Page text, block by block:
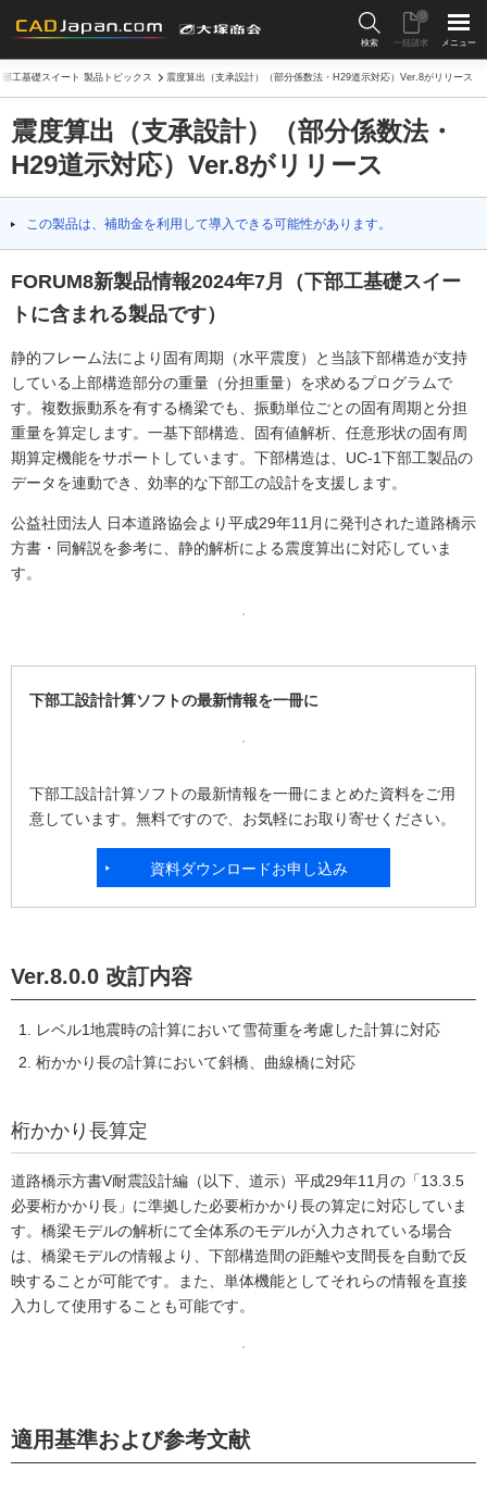
検索 一括請求
0
メニュー
部工基礎スイート 製品トピックス 震度算出（支承設計）（部分係数法・H29道示対応）Ver.8がリリース
震度算出（支承設計）（部分係数法・
H29道示対応）Ver.8がリリース
この製品は、補助金を利用して導入できる可能性があります。
FORUM8新製品情報2024年7月（下部工基礎スイー
トに含まれる製品です）
静的フレーム法により固有周期（水平震度）と当該下部構造が支持
している上部構造部分の重量（分担重量）を求めるプログラムで
す。複数振動系を有する橋梁でも、振動単位ごとの固有周期と分担
重量を算定します。一基下部構造、固有値解析、任意形状の固有周
期算定機能をサポートしています。下部構造は、UC-1下部工製品の
データを連動でき、効率的な下部工の設計を支援します。
公益社団法人 日本道路協会より平成29年11月に発刊された道路橋示
方書・同解説を参考に、静的解析による震度算出に対応していま
す。
下部工設計計算ソフトの最新情報を一冊に
下部工設計計算ソフトの最新情報を一冊にまとめた資料をご用
意しています。無料ですので、お気軽にお取り寄せください。
資料ダウンロードお申し込み
Ver.8.0.0 改訂内容
レベル1地震時の計算において雪荷重を考慮した計算に対応
桁かかり長の計算において斜橋、曲線橋に対応
桁かかり長算定
道路橋示方書V耐震設計編（以下、道示）平成29年11月の「13.3.5
必要桁かかり長」に準拠した必要桁かかり長の算定に対応していま
す。橋梁モデルの解析にて全体系のモデルが入力されている場合
は、橋梁モデルの情報より、下部構造間の距離や支間長を自動で反
映することが可能です。また、単体機能としてそれらの情報を直接
入力して使用することも可能です。
適用基準および参考文献